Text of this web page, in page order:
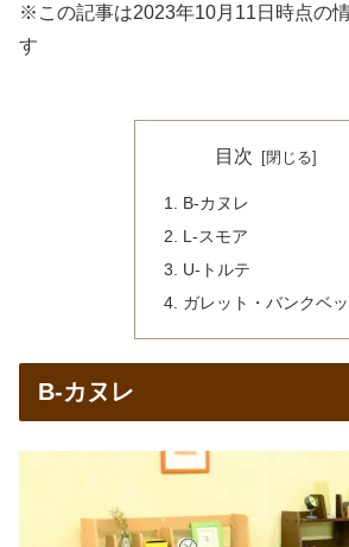
※この記事は2023年10月11日時点の
す
目次
B-カヌレ
L-スモア
U-トルテ
ガレット・バンクベ
B-カヌレ